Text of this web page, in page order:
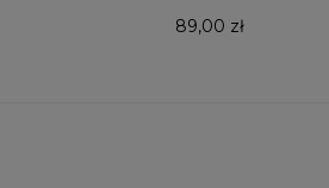
Cena
89,00 zł